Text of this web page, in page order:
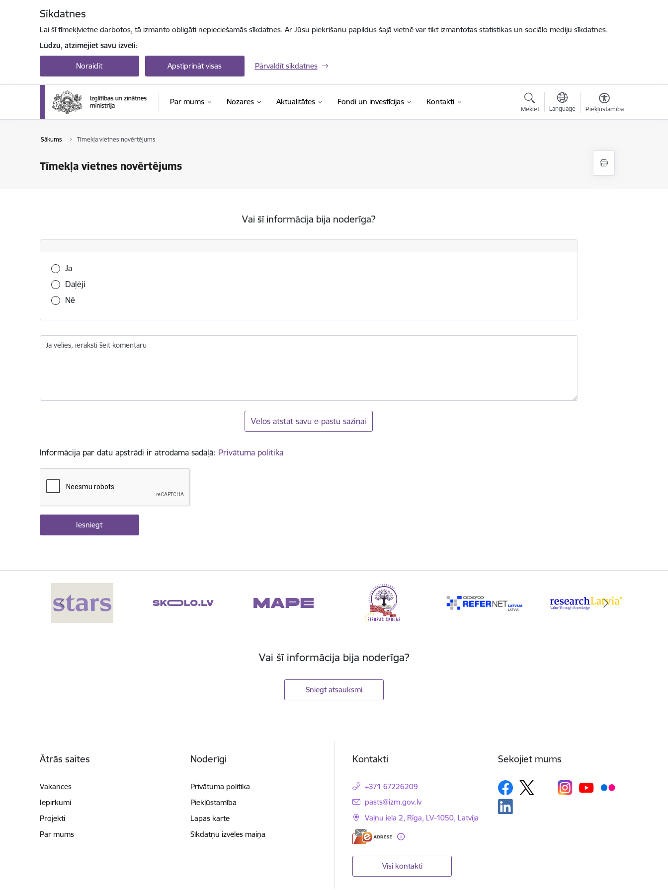
Sīkdatnes
Lai šī tīmekļvietne darbotos, tā izmanto obligāti nepieciešamās sīkdatnes. Ar Jūsu piekrišanu papildus šajā vietnē var tikt izmantotas statistikas un sociālo mediju sīkdatnes.
Lūdzu, atzīmējiet savu izvēli:
Noraidīt Apstiprināt visas Pārvaldīt sīkdatnes
Par mums Nozares Aktualitātes Fondi un investīcijas Kontakti
Meklēt Language Piekļūstamība
Sākums Tīmekļa vietnes novērtējums
Tīmekļa vietnes novērtējums
Vai šī informācija bija noderīga?
Vai šī informācija bija noderīga?
Jā
Daļēji
Nē
Ja vēlies, ieraksti šeit komentāru
Vēlos atstāt savu e-pastu saziņai
Informācija par datu apstrādi ir atrodama sadaļā: Privātuma politika
Vai šī informācija bija noderīga?
Sniegt atsauksmi
Ātrās saites
Vakances
Iepirkumi
Projekti
Par mums
Noderīgi
Privātuma politika
Piekļūstamība
Lapas karte
Sīkdatņu izvēles maiņa
Kontakti
+371 67226209
E-pasts:
pasts@izm.gov.lv
Vaļņu iela 2, Rīga, LV-1050, Latvija
Visi kontakti
Sekojiet mums